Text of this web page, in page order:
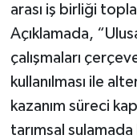
arası iş birliği
Açıklamada,
çalışmaları
kullanılması ile
kazanım süreci
tarımsal sulamada